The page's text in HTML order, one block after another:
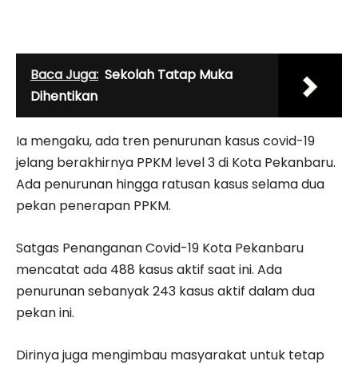
Baca Juga: Sekolah Tatap Muka
Dihentikan
Ia mengaku, ada tren penurunan kasus covid-19
jelang berakhirnya PPKM level 3 di Kota Pekanbaru.
Ada penurunan hingga ratusan kasus selama dua
pekan penerapan PPKM.
Satgas Penanganan Covid-19 Kota Pekanbaru
mencatat ada 488 kasus aktif saat ini. Ada
penurunan sebanyak 243 kasus aktif dalam dua
pekan ini.
Dirinya juga mengimbau masyarakat untuk tetap